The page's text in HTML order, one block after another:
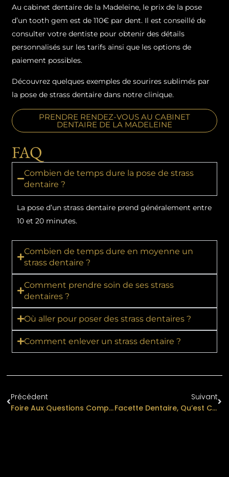
Au cabinet dentaire de la Madeleine, le prix de la pose
d’un tooth gem est de 110€ par dent. Il est conseillé de
consulter votre dentiste pour obtenir des détails
personnalisés sur les tarifs ainsi que les options de
paiement possibles.
Découvrez quelques exemples de sourires sublimés par
la pose de strass dentaire dans notre clinique.
PRENDRE RENDEZ-VOUS AU CABINET
DENTAIRE DE LA MADELEINE
FAQ
Combien de temps dure la pose de strass
dentaire ?
La pose d’un strass dentaire prend généralement entre
10 et 20 minutes.
Combien de temps dure en moyenne un
strass dentaire ?
Comment prendre soin de ses strass
dentaires ?
Où aller pour poser des strass dentaires ?
Comment enlever un strass dentaire ?
Précédent
Foire Aux Questions Complète Sur Les Implants Dentaires
Suivant
Facette Dentaire, Qu’est Ce Que C’est Et Combien Ça Coute ?